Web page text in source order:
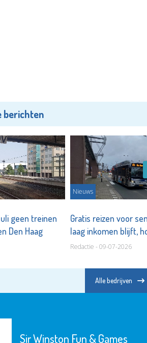
berichten
geen treinen
Den Haag
Nieuws
Gratis reizen voor
laag inkomen blijft,
Redactie - 09-07-2026
Alle bedrijven
Sir Winston Fun & Games